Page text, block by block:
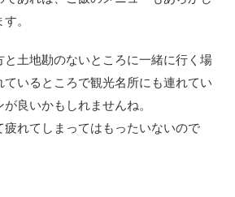
。
土地勘のないところに一緒に行く場
いるところで観光名所にも連れてい
良いかもしれませんね。
れてしまってはもったいないので